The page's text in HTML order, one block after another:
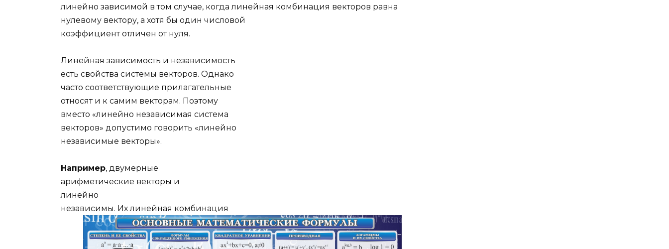
линейно зависимой в том случае, когда линейная комбинация векторов равна
нулевому вектору, а хотя бы один числовой
коэффициент отличен от нуля.
Линейная зависимость и независимость
есть свойства системы векторов. Однако
часто соответствующие прилагательные
относят и к самим векторам. Поэтому
вместо «линейно независимая система
векторов» допустимо говорить «линейно
независимые векторы».
Например, двумерные
арифметические векторы и
линейно
независимы. Их линейная комбинация